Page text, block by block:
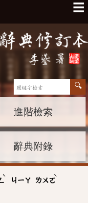
☰
進階檢索
辭典附錄
ˋ
ㄐㄧㄚ ㄌㄨㄛ
ˋ